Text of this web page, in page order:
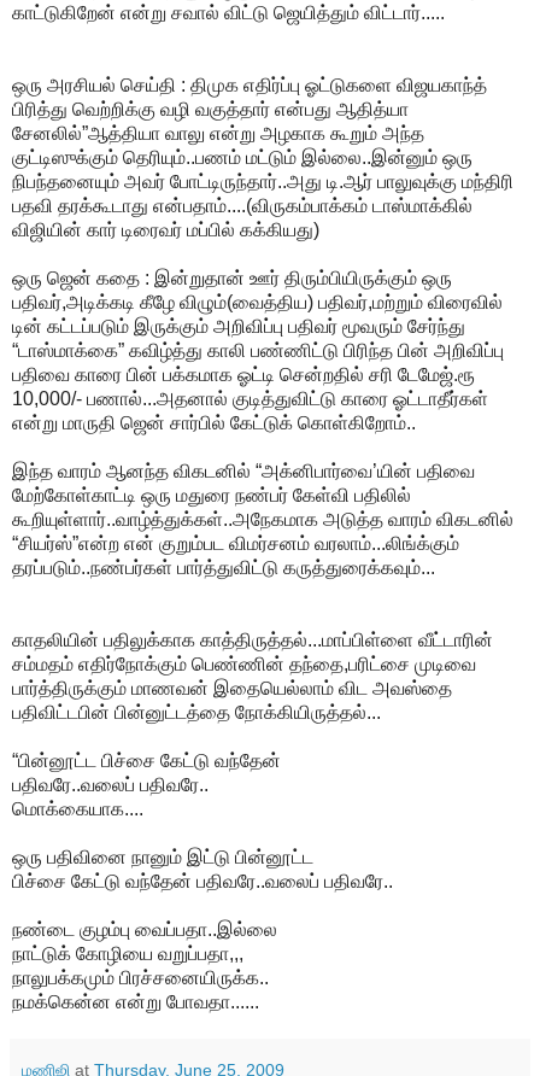
காட்டுகிறேன் என்று சவால் விட்டு ஜெயித்தும் விட்டார்.....
ஒரு அரசியல் செய்தி : திமுக எதிர்ப்பு ஓட்டுகளை விஜயகாந்த்
பிரித்து வெற்றிக்கு வழி வகுத்தார் என்பது ஆதித்யா
சேனலில்”ஆத்தியா வாலு என்று அழகாக கூறும் அந்த
குட்டிஸுக்கும் தெரியும்..பணம் மட்டும் இல்லை..இன்னும் ஒரு
நிபந்தனையும் அவர் போட்டிருந்தார்..அது டி.ஆர் பாலுவுக்கு மந்திரி
பதவி தரக்கூடாது என்பதாம்....(விருகம்பாக்கம் டாஸ்மாக்கில்
விஜியின் கார் டிரைவர் மப்பில் கக்கியது)
ஒரு ஜென் கதை : இன்றுதான் ஊர் திரும்பியிருக்கும் ஒரு
பதிவர்,அடிக்கடி கீழே விழும்(வைத்திய) பதிவர்,மற்றும் விரைவில்
டின் கட்டப்படும் இருக்கும் அறிவிப்பு பதிவர் மூவரும் சேர்ந்து
“டாஸ்மாக்கை” கவிழ்த்து காலி பண்ணிட்டு பிரிந்த பின் அறிவிப்பு
பதிவை காரை பின் பக்கமாக ஓட்டி சென்றதில் சரி டேமேஜ்.ரூ
10,000/- பணால்...அதனால் குடித்துவிட்டு காரை ஓட்டாதீர்கள்
என்று மாருதி ஜென் சார்பில் கேட்டுக் கொள்கிறோம்..
இந்த வாரம் ஆனந்த விகடனில் “அக்னிபார்வை’யின் பதிவை
மேற்கோள்காட்டி ஒரு மதுரை நண்பர் கேள்வி பதிலில்
கூறியுள்ளார்..வாழ்த்துக்கள்..அநேகமாக அடுத்த வாரம் விகடனில்
“சியர்ஸ்”என்ற என் குறும்பட விமர்சனம் வரலாம்...லிங்க்கும்
தரப்படும்..நண்பர்கள் பார்த்துவிட்டு கருத்துரைக்கவும்...
காதலியின் பதிலுக்காக காத்திருத்தல்...மாப்பிள்ளை வீட்டாரின்
சம்மதம் எதிர்நோக்கும் பெண்ணின் தந்தை,பரிட்சை முடிவை
பார்த்திருக்கும் மாணவன் இதையெல்லாம் விட அவஸ்தை
பதிவிட்டபின் பின்னுட்டத்தை நோக்கியிருத்தல்...
“பின்னூட்ட பிச்சை கேட்டு வந்தேன்
பதிவரே..வலைப் பதிவரே..
மொக்கையாக....
ஒரு பதிவினை நானும் இட்டு பின்னூட்ட
பிச்சை கேட்டு வந்தேன் பதிவரே..வலைப் பதிவரே..
நண்டை குழம்பு வைப்பதா..இல்லை
நாட்டுக் கோழியை வறுப்பதா,,,
நாலுபக்கமும் பிரச்சனையிருக்க..
நமக்கென்ன என்று போவதா......
மணிஜி at Thursday, June 25, 2009